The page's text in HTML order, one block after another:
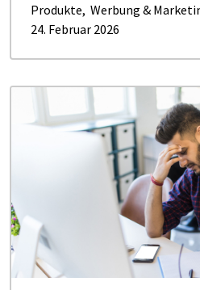
Produkte, Werbung &
24. Februar 2026